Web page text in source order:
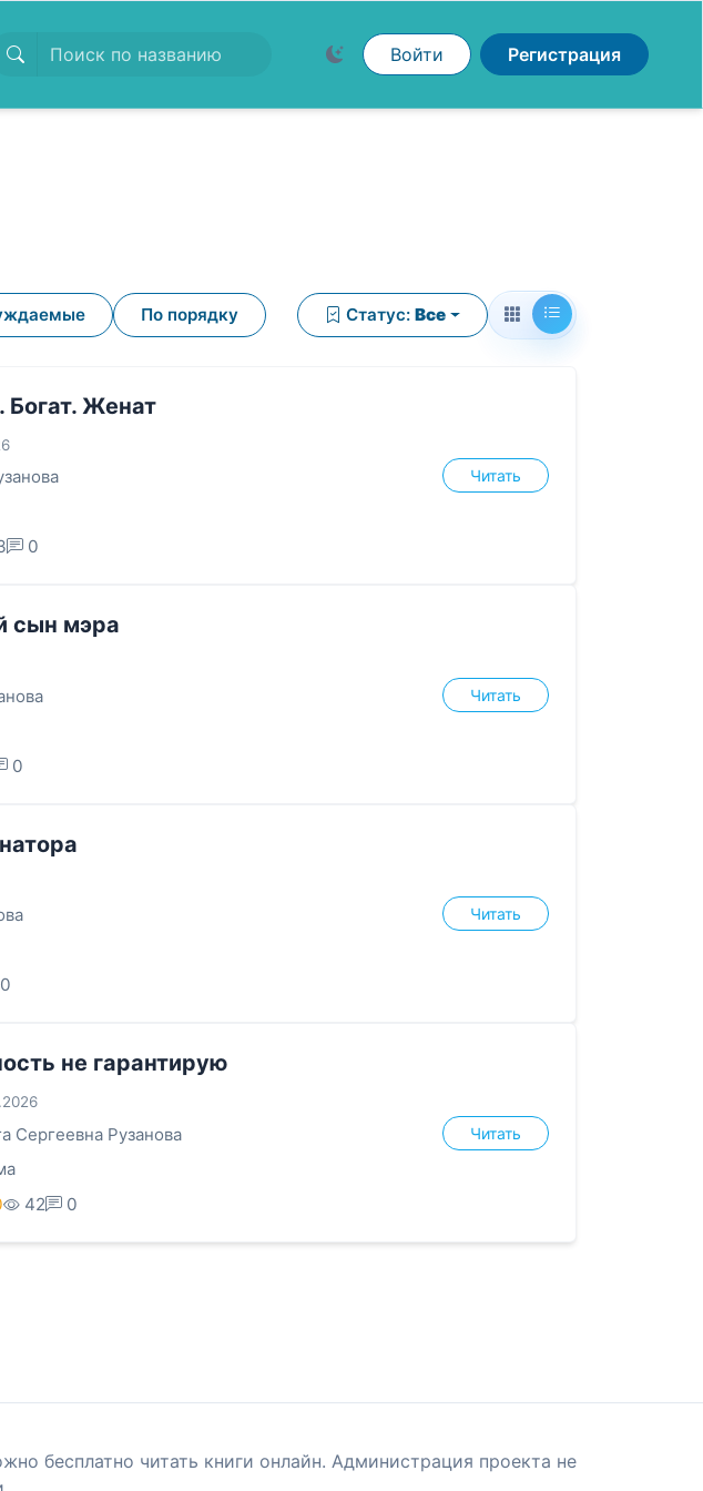
Войти Регистрация
По порядку Статус: Все
Богат. Женат
0
Читать
сын мэра
0
Читать
0
Читать
не гарантирую
Сергеевна Рузанова
42 0
Читать
бесплатно читать книги онлайн. Администрация проекта не